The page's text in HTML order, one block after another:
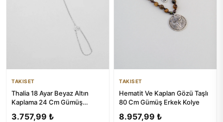
TAKISET
Thalia 18 Ayar Beyaz Altın
Kaplama 24 Cm Gümüş
3.757,99 ₺
TAKISET
Hematit Ve Kaplan Gözü Taşlı
80 Cm Gümüş Erkek Kolye
8.957,99 ₺